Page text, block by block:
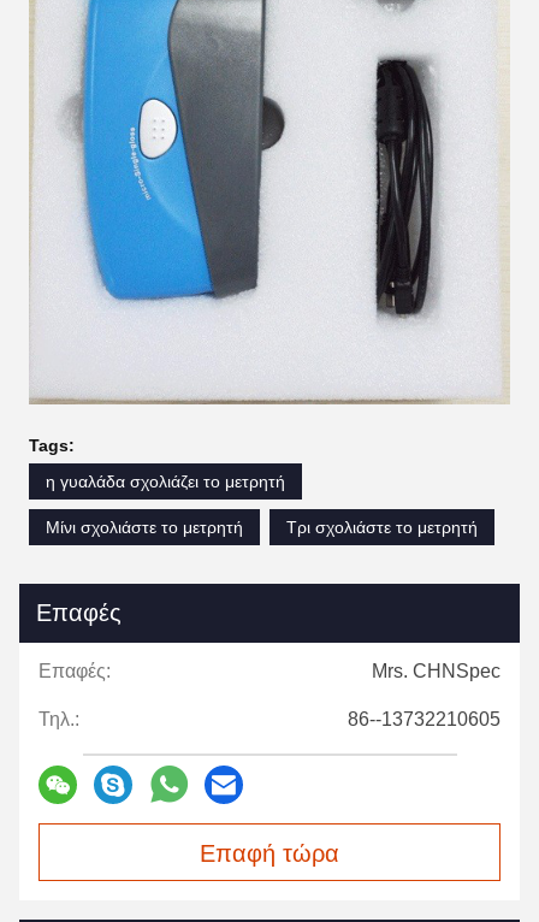
Tags:
η γυαλάδα σχολιάζει το μετρητή
Μίνι σχολιάστε το μετρητή Τρι σχολιάστε το μετρητή
Επαφές
Επαφές: Mrs. CHNSpec
Τηλ.: 86--13732210605
Επαφή τώρα